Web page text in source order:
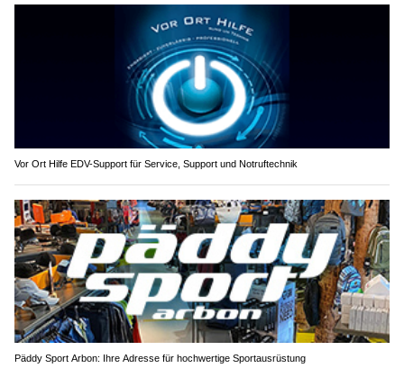
Vor Ort Hilfe EDV-Support für Service, Support und Notruftechnik
Päddy Sport Arbon: Ihre Adresse für hochwertige Sportausrüstung